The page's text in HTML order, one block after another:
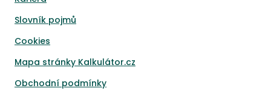
Slovník pojmů
Cookies
Mapa stránky Kalkulátor.cz
Obchodní podmínky